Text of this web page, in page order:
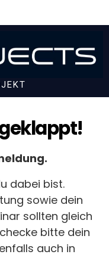
dabei bist.
sowie dein
sollten gleich
bitte dein
auch in